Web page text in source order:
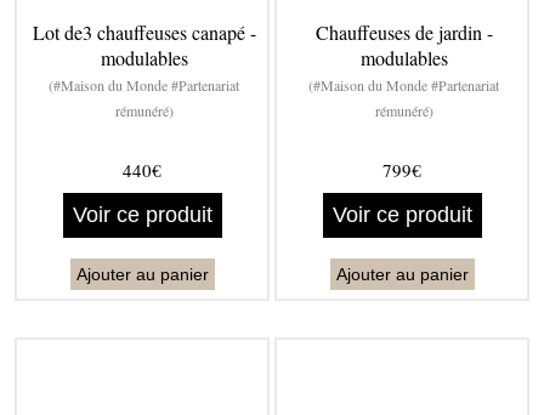
Lot de3 chauffeuses canapé -
modulables
(#Maison du Monde #Partenariat
rémunéré)
440€
Voir ce produit
Ajouter au panier
Chauffeuses de jardin -
modulables
(#Maison du Monde #Partenariat
rémunéré)
799€
Voir ce produit
Ajouter au panier